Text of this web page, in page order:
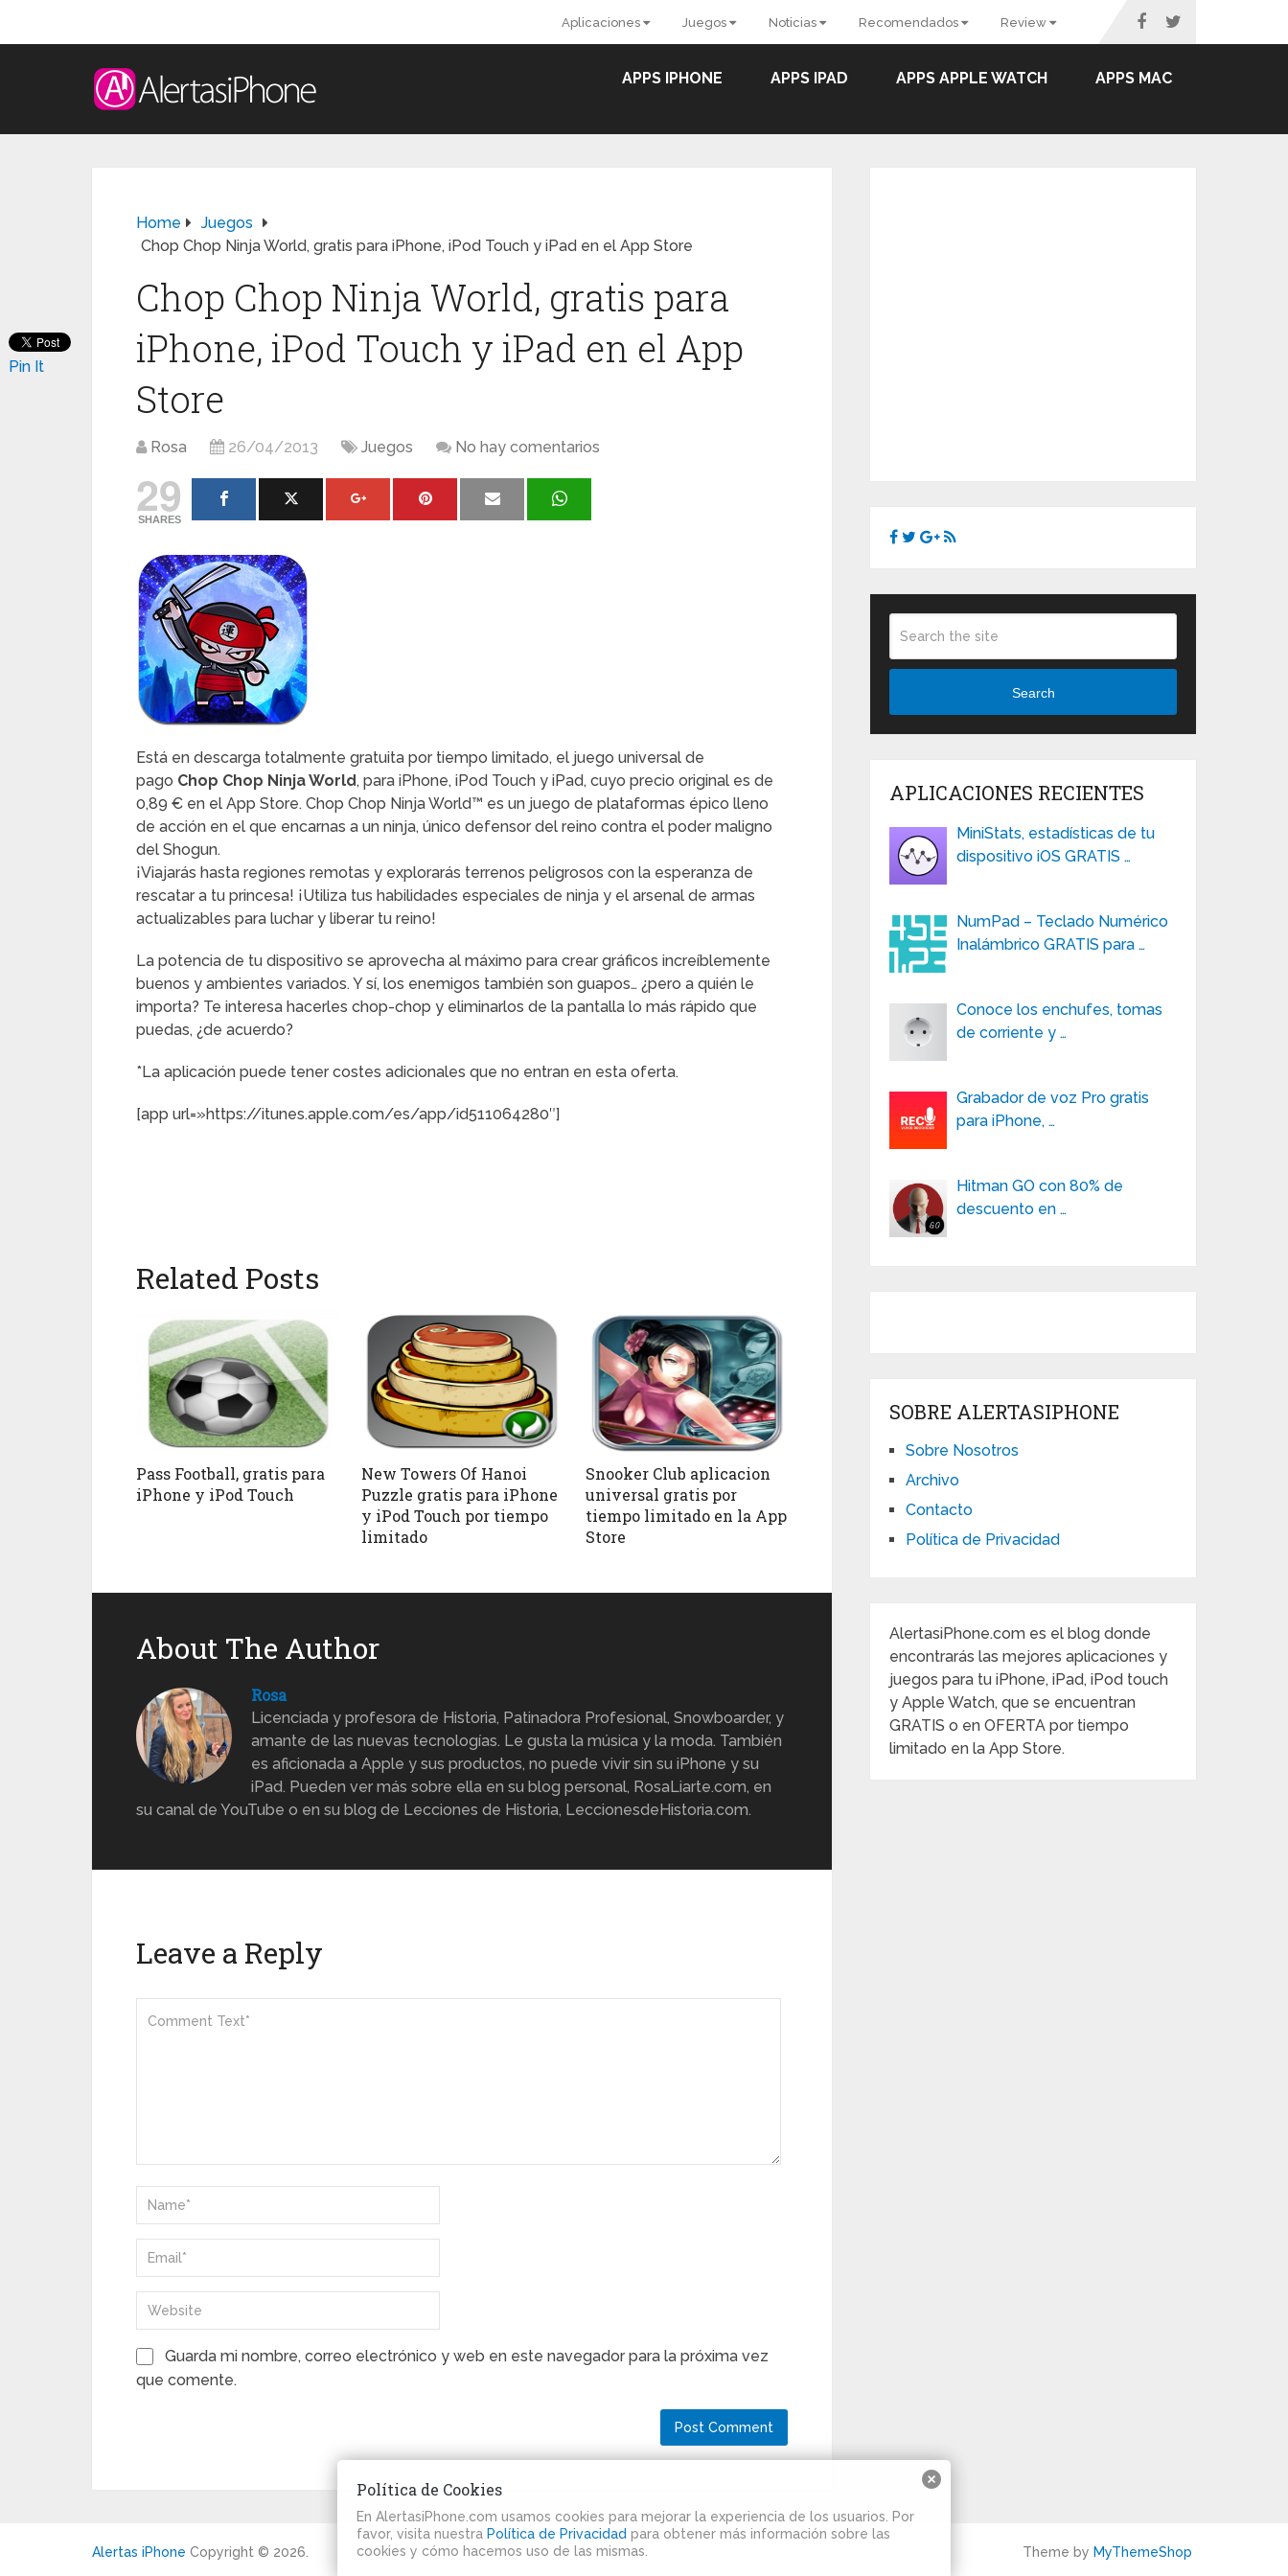
Aplicaciones Juegos Noticias Recomendados Review
APPS IPHONE APPS IPAD APPS APPLE WATCH APPS MAC
Home
Juegos
Chop Chop Ninja World, gratis para iPhone, iPod Touch y iPad en el App Store
Chop Chop Ninja World, gratis para
iPhone, iPod Touch y iPad en el App
Store
Rosa 26/04/2013 Juegos No hay comentarios
29
SHARES
Está en descarga totalmente gratuita por tiempo limitado, el juego universal de
pago Chop Chop Ninja World, para iPhone, iPod Touch y iPad, cuyo precio original es de
0,89 € en el App Store. Chop Chop Ninja World™ es un juego de plataformas épico lleno
de acción en el que encarnas a un ninja, único defensor del reino contra el poder maligno
del Shogun.
¡Viajarás hasta regiones remotas y explorarás terrenos peligrosos con la esperanza de
rescatar a tu princesa! ¡Utiliza tus habilidades especiales de ninja y el arsenal de armas
actualizables para luchar y liberar tu reino!
La potencia de tu dispositivo se aprovecha al máximo para crear gráficos increíblemente
buenos y ambientes variados. Y sí, los enemigos también son guapos… ¿pero a quién le
importa? Te interesa hacerles chop-chop y eliminarlos de la pantalla lo más rápido que
puedas, ¿de acuerdo?
*La aplicación puede tener costes adicionales que no entran en esta oferta.
[app url=»https://itunes.apple.com/es/app/id511064280″]
Pin It
Related Posts
Pass Football, gratis para
iPhone y iPod Touch
New Towers Of Hanoi
Puzzle gratis para iPhone
y iPod Touch por tiempo
limitado
Snooker Club aplicacion
universal gratis por
tiempo limitado en la App
Store
About The Author
Rosa
Licenciada y profesora de Historia, Patinadora Profesional, Snowboarder, y
amante de las nuevas tecnologías. Le gusta la música y la moda. También
es aficionada a Apple y sus productos, no puede vivir sin su iPhone y su
iPad. Pueden ver más sobre ella en su blog personal, RosaLiarte.com, en
su canal de YouTube o en su blog de Lecciones de Historia, LeccionesdeHistoria.com.
Leave a Reply
Guarda mi nombre, correo electrónico y web en este navegador para la próxima vez
que comente.
Search
APLICACIONES RECIENTES
MiniStats, estadísticas de tu
dispositivo iOS GRATIS …
NumPad – Teclado Numérico
Inalámbrico GRATIS para …
Conoce los enchufes, tomas
de corriente y …
Grabador de voz Pro gratis
para iPhone, …
Hitman GO con 80% de
descuento en …
SOBRE ALERTASIPHONE
Sobre Nosotros
Archivo
Contacto
Política de Privacidad
AlertasiPhone.com es el blog donde
encontrarás las mejores aplicaciones y
juegos para tu iPhone, iPad, iPod touch
y Apple Watch, que se encuentran
GRATIS o en OFERTA por tiempo
limitado en la App Store.
Alertas iPhone Copyright © 2026. Theme by MyThemeShop
Política de Cookies
En AlertasiPhone.com usamos cookies para mejorar la experiencia de los usuarios. Por
favor, visita nuestra Política de Privacidad para obtener más información sobre las
cookies y cómo hacemos uso de las mismas.